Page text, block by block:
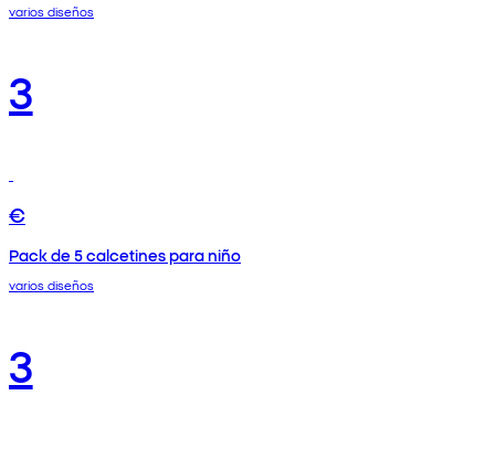
varios diseños
3
€
Pack de 5 calcetines para niño
varios diseños
3